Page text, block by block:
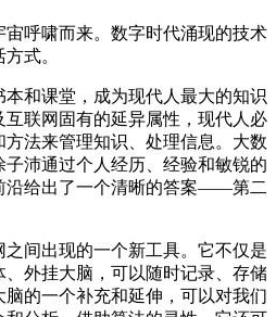
呼啸而来。数字时代涌现的技术
式。
和课堂，成为现代人最大的知识
联网固有的延异属性，现代人必
法来管理知识、处理信息。大数
沛通过个人经历、经验和敏锐的
沿给出了一个清晰的答案——第二
间出现的一个新工具。它不仅是
外挂大脑，可以随时记录、存储
的一个补充和延伸，可以对我们